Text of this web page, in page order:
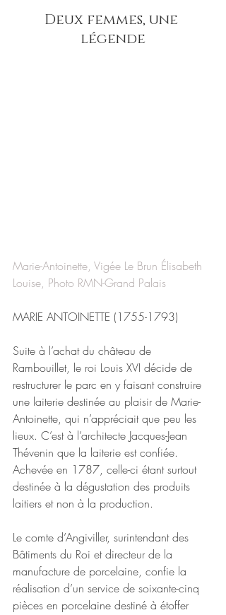
Deux femmes, une
légende
Marie-Antoinette, Vigée Le Brun Élisabeth
Louise, Photo RMN-Grand Palais
MARIE ANTOINETTE (1755-1793)
Suite à l’achat du château de
Rambouillet, le roi Louis XVI décide de
restructurer le parc en y faisant construire
une laiterie destinée au plaisir de Marie-
Antoinette, qui n’appréciait que peu les
lieux. C’est à l’architecte Jacques-Jean
Thévenin que la laiterie est confiée.
Achevée en 1787, celle-ci étant surtout
destinée à la dégustation des produits
laitiers et non à la production.
Le comte d’Angiviller, surintendant des
Bâtiments du Roi et directeur de la
manufacture de porcelaine, confie la
réalisation d’un service de soixante-cinq
pièces en porcelaine destiné à étoffer